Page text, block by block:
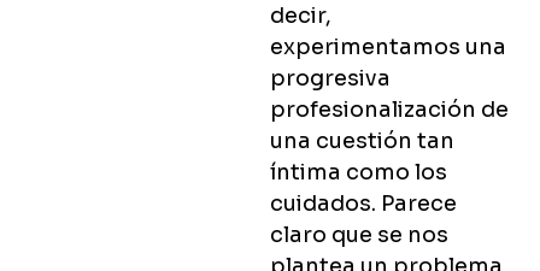
decir,
experimentamos una
progresiva
profesionalización de
una cuestión tan
íntima como los
cuidados. Parece
claro que se nos